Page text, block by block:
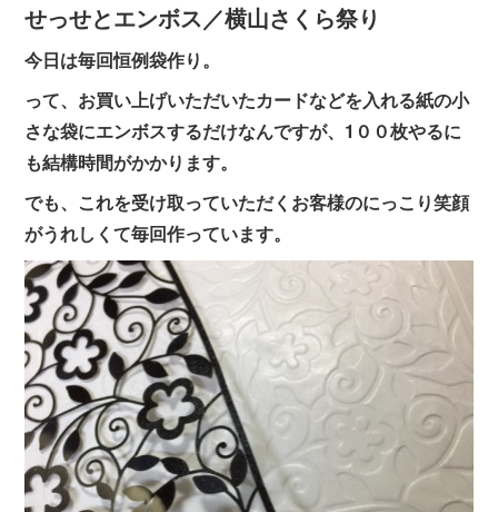
せっせとエンボス／横山さくら祭り
今日は毎回恒例袋作り。
って、お買い上げいただいたカードなどを入れる紙の小
さな袋にエンボスするだけなんですが、1００枚やるに
も結構時間がかかります。
でも、これを受け取っていただくお客様のにっこり笑顔
がうれしくて毎回作っています。